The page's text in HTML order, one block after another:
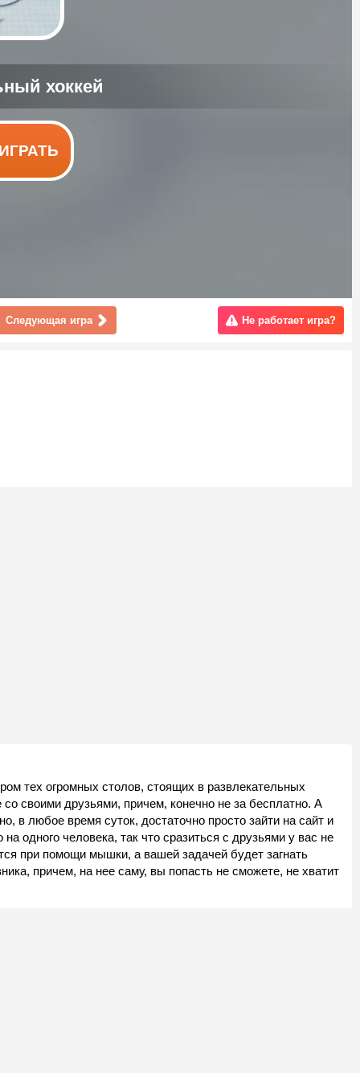
Следующая игра Не работает игра?
тех огромных столов, стоящих в развлекательных
своими друзьями, причем, конечно не за бесплатно. А
в любое время суток, достаточно просто зайти на сайт и
одного человека, так что сразиться с друзьями у вас не
при помощи мышки, а вашей задачей будет загнать
причем, на нее саму, вы попасть не сможете, не хватит